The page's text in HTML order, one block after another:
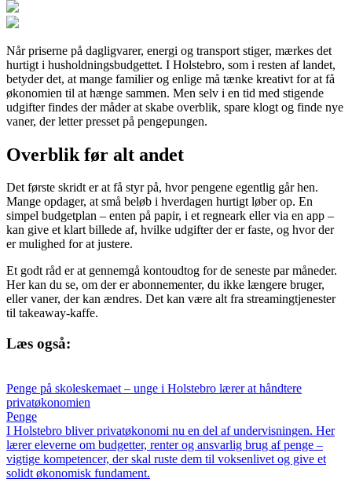
Når priserne på dagligvarer, energi og transport stiger, mærkes det
hurtigt i husholdningsbudgettet. I Holstebro, som i resten af landet,
betyder det, at mange familier og enlige må tænke kreativt for at få
økonomien til at hænge sammen. Men selv i en tid med stigende
udgifter findes der måder at skabe overblik, spare klogt og finde nye
vaner, der letter presset på pengepungen.
Overblik før alt andet
Det første skridt er at få styr på, hvor pengene egentlig går hen.
Mange opdager, at små beløb i hverdagen hurtigt løber op. En
simpel budgetplan – enten på papir, i et regneark eller via en app –
kan give et klart billede af, hvilke udgifter der er faste, og hvor der
er mulighed for at justere.
Et godt råd er at gennemgå kontoudtog for de seneste par måneder.
Her kan du se, om der er abonnementer, du ikke længere bruger,
eller vaner, der kan ændres. Det kan være alt fra streamingtjenester
til takeaway-kaffe.
Læs også:
Penge på skoleskemaet – unge i Holstebro lærer at håndtere
privatøkonomien
Penge
I Holstebro bliver privatøkonomi nu en del af undervisningen. Her
lærer eleverne om budgetter, renter og ansvarlig brug af penge –
vigtige kompetencer, der skal ruste dem til voksenlivet og give et
solidt økonomisk fundament.